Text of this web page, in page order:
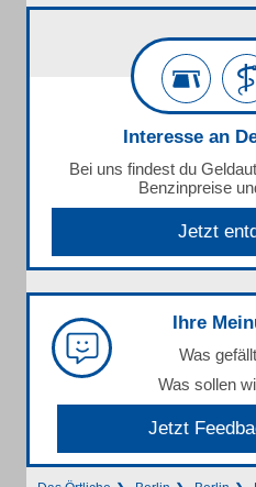
Interesse an
Bei uns findest du
Benzinpreise
Jetzt
Ihre
Was
Was sollen
Jetzt